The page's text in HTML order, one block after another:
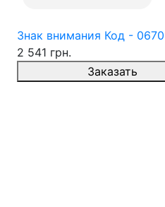
Знак внимания Код - 0670
2 541 грн.
Заказать